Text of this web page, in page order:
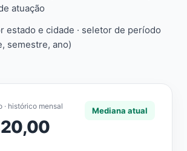
atuação
estado e cidade · seletor de período
semestre, ano)
· histórico mensal Mediana atual